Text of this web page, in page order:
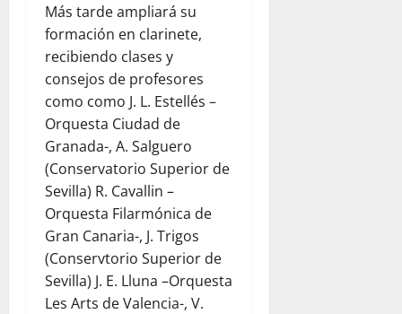
Más tarde ampliará su
formación en clarinete,
recibiendo clases y
consejos de profesores
como como J. L. Estellés –
Orquesta Ciudad de
Granada-, A. Salguero
(Conservatorio Superior de
Sevilla) R. Cavallin –
Orquesta Filarmónica de
Gran Canaria-, J. Trigos
(Conservtorio Superior de
Sevilla) J. E. Lluna –Orquesta
Les Arts de Valencia-, V.